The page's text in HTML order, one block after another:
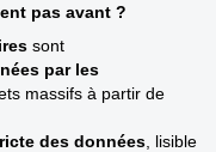
pas avant ?
sont
par les
massifs à partir de
des données , lisible